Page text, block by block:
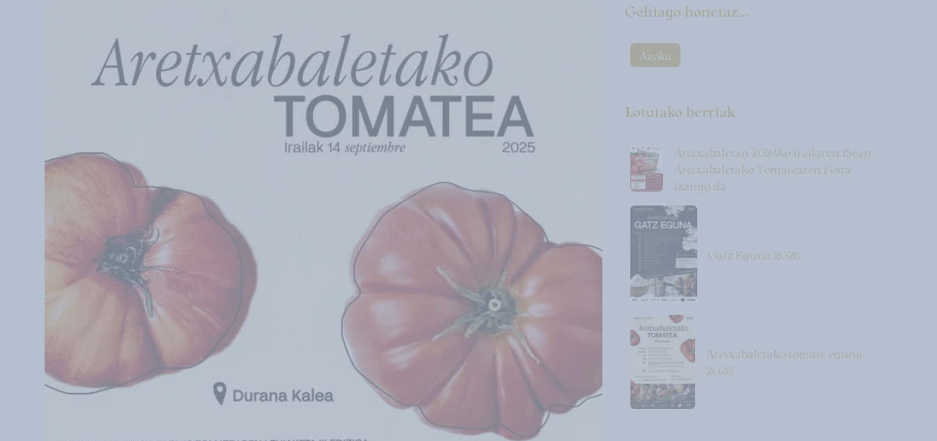
Gehiago honetaz...
Azoka
Lotutako berriak
Aretxabaletan 2024ko irailaren 15ean
Aretxabaletako Tomatearen Festa
izango da
Gatz Eguna 2026
Aretxabaletako tomate eguna
2026